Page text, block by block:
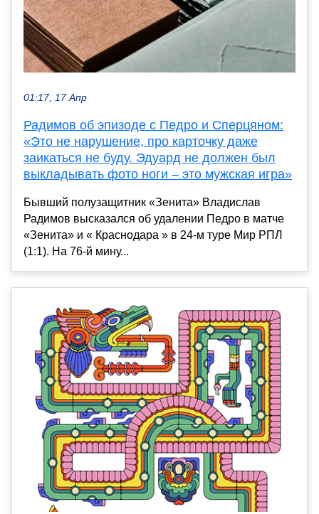
01:17, 17 Апр
Радимов об эпизоде с Педро и Сперцяном:
«Это не нарушение, про карточку даже
заикаться не буду. Эдуард не должен был
выкладывать фото ноги – это мужская игра»
Бывший полузащитник «Зенита» Владислав
Радимов высказался об удалении Педро в матче
«Зенита» и « Краснодара » в 24-м туре Мир РПЛ
(1:1). На 76-й мину...